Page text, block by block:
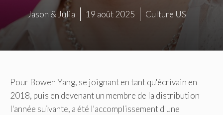
Jason & Julia 19 août 2025 Culture US
Pour Bowen Yang, se joignant en tant qu'écrivain en
2018, puis en devenant un membre de la distribution
l'année suivante, a été l'accomplissement d'une